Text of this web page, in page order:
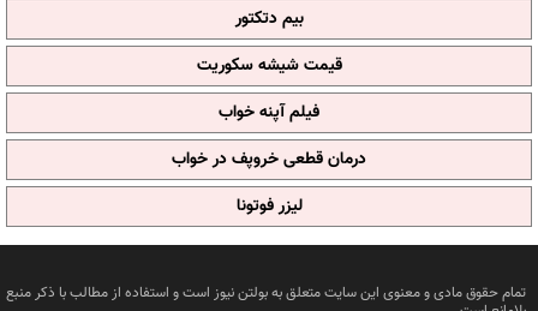
بیم دتکتور
قیمت شیشه سکوریت
فیلم آپنه خواب
درمان قطعی خروپف در خواب
لیزر فوتونا
تمام حقوق مادی و معنوی این سایت متعلق به بولتن نیوز است و استفاده از مطالب با ذکر منبع